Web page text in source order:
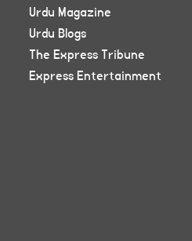
Urdu Magazine
Urdu Blogs
The Express Tribune
Express Entertainment